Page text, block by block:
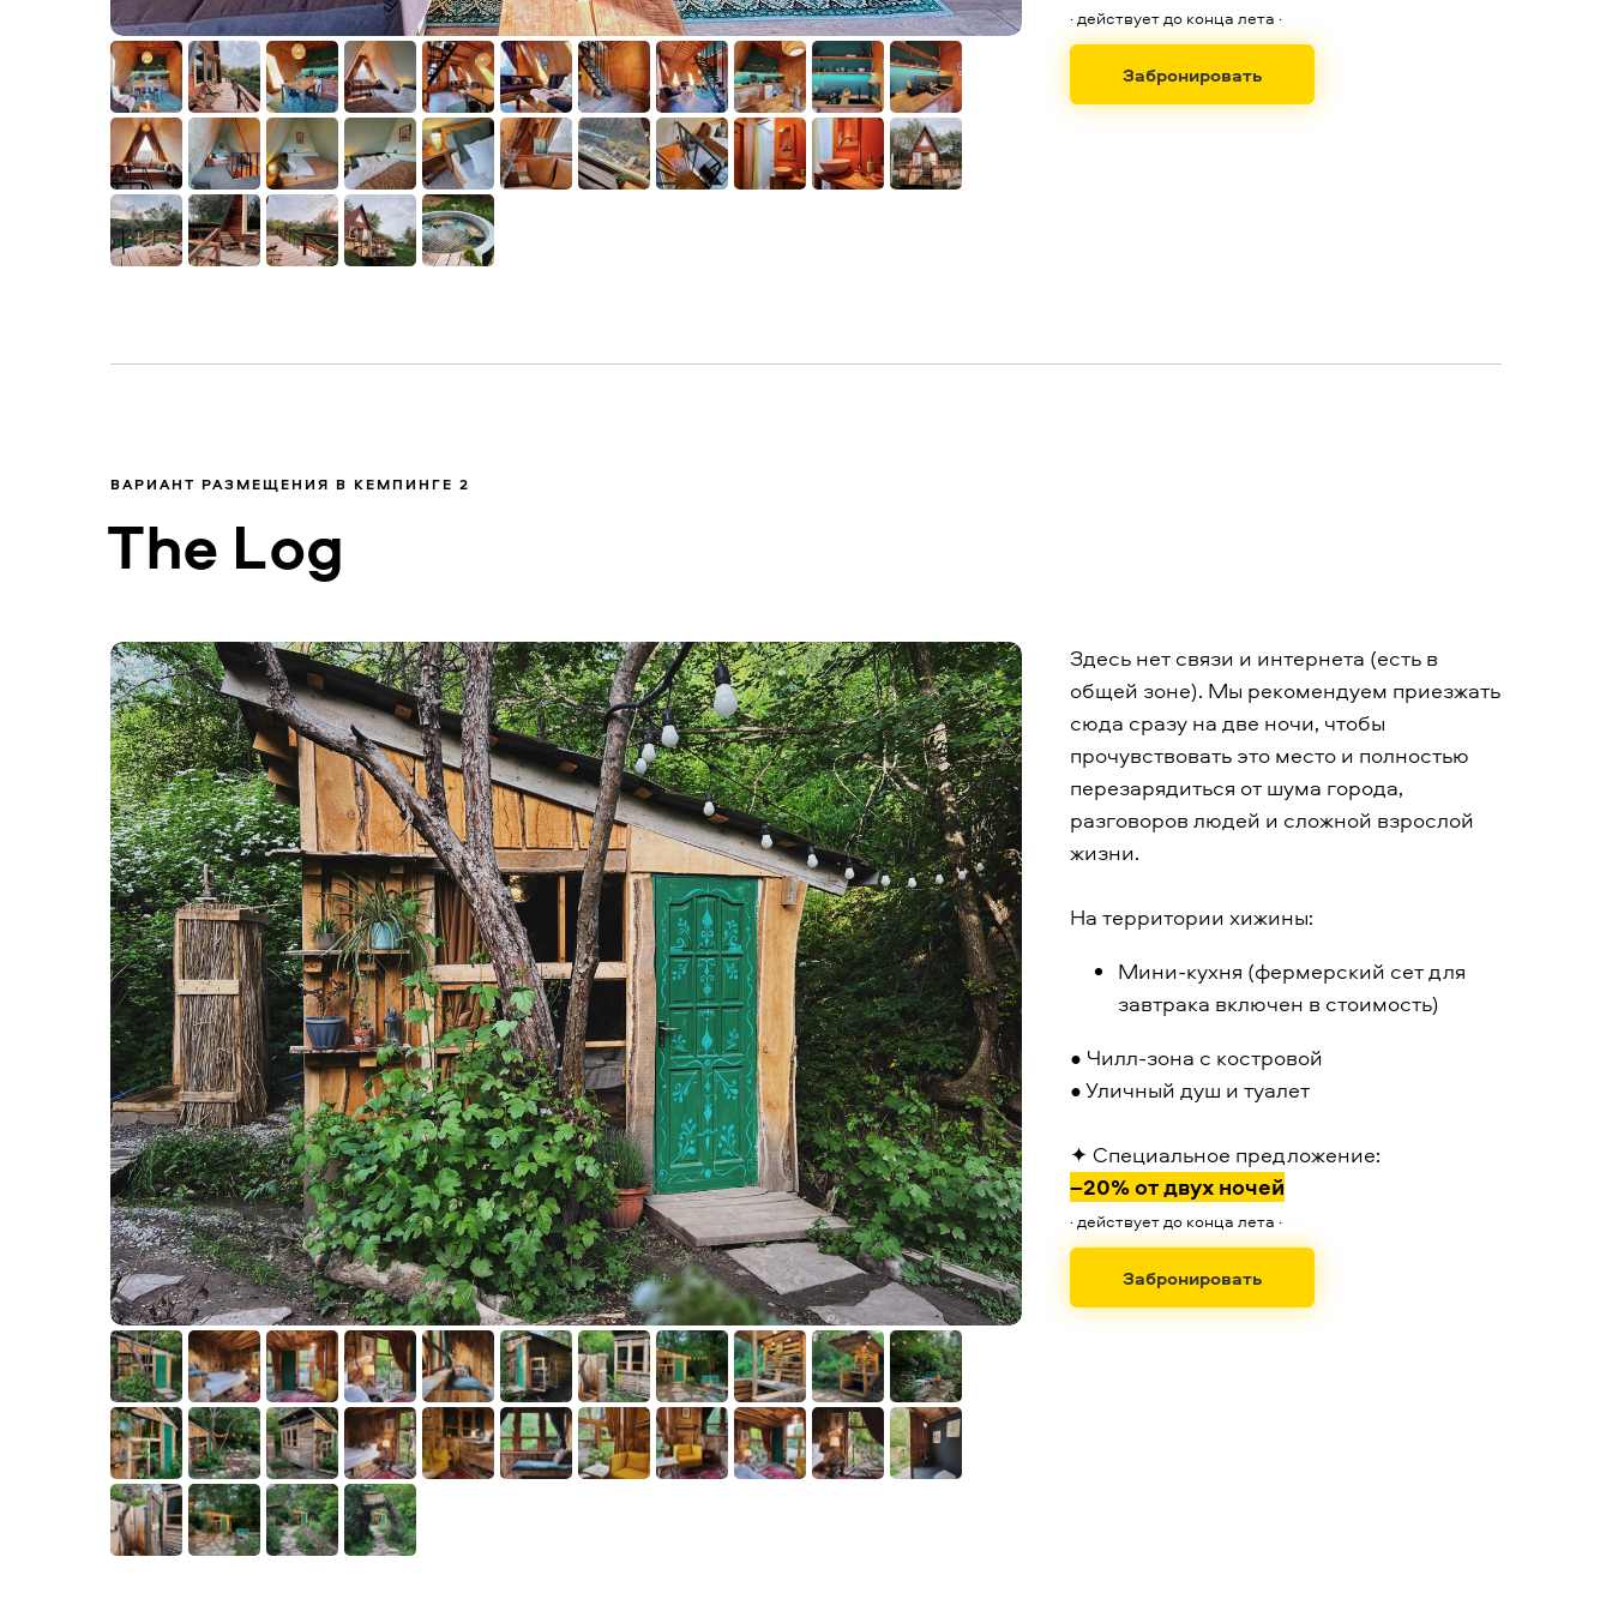
·действует до конца лета ·
Забронировать
The Log
ВАРИАНТ РАЗМЕЩЕНИЯ В КЕМПИНГЕ 2
Здесь нет связи и интернета (есть в
общей зоне). Мы рекомендуем приезжать
сюда сразу на две ночи, чтобы
прочувствовать это место и полностью
перезарядиться от шума города,
разговоров людей и сложной взрослой
жизни.
На территории хижины:
Мини-кухня (фермерский сет для
завтрака включен в стоимость)
• Чилл-зона с костровой
• Уличный душ и туалет
✦ Специальное предложение:
–20% от двух ночей
·действует до конца лета ·
Забронировать